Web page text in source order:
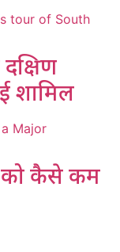
शामिल
को कैसे कम